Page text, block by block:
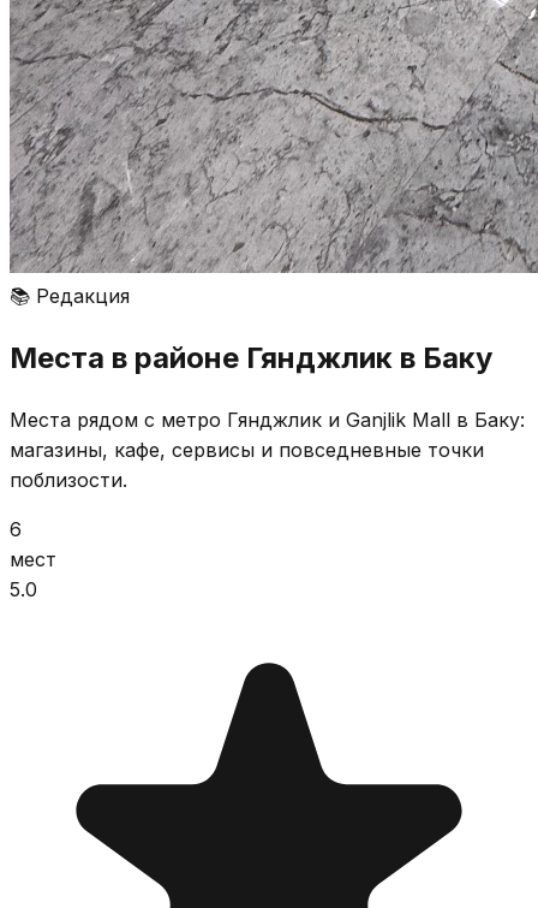
📚 Редакция
Места в районе Гянджлик в Баку
Места рядом с метро Гянджлик и Ganjlik Mall в Баку:
магазины, кафе, сервисы и повседневные точки
поблизости.
6
мест
5.0